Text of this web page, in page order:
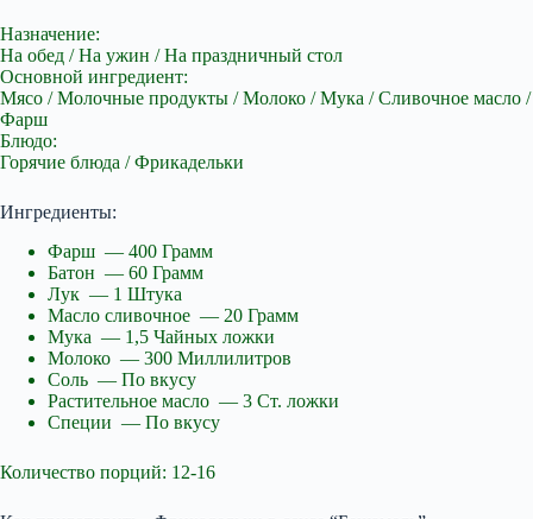
Назначение:
На обед / На ужин / На праздничный стол
Основной ингредиент:
Мясо / Молочные продукты / Молоко / Мука / Сливочное масло /
Фарш
Блюдо:
Горячие блюда / Фрикадельки
Ингредиенты:
Фарш — 400 Грамм
Батон — 60 Грамм
Лук — 1 Штука
Масло сливочное — 20 Грамм
Мука — 1,5 Чайных ложки
Молоко — 300 Миллилитров
Соль — По вкусу
Растительное масло — 3 Ст. ложки
Специи — По вкусу
Количество порций: 12-16